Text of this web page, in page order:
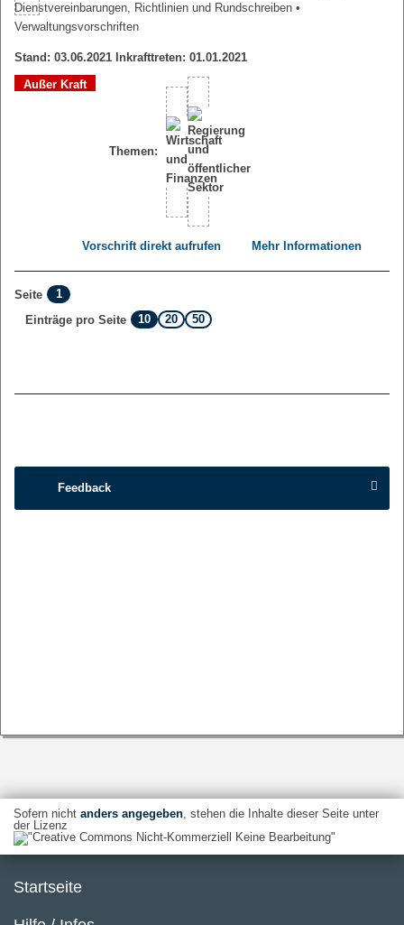
Dienstvereinbarungen, Richtlinien und Rundschreiben •
Verwaltungsvorschriften
Stand: 03.06.2021 Inkrafttreten: 01.01.2021
Außer Kraft
Themen:
Vorschrift direkt aufrufen Mehr Informationen
Seite
1
Einträge pro Seite
10 20 50
Feedback
Sofern nicht anders angegeben, stehen die Inhalte dieser Seite unter
der Lizenz
Startseite